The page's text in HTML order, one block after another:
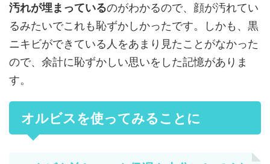
汚れが埋まっているのがわかるので、顔が汚れてい
るみたいでこれも恥ずかしかったです。しかも、黒
ニキビができている人をあまり見たことがなかった
ので、余計に恥ずかしい思いをした記憶がありま
す。
オルビスを使ってみることに